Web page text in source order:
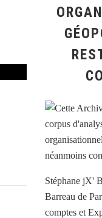
Stéphane jX'
Barreau de
comptes et